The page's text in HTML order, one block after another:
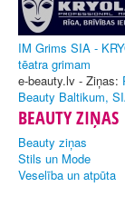
IM Grims SIA -
tēatra grimam
e-beauty.lv - Ziņas:
Beauty Baltikum,
BEAUTY ZIŅAS
Beauty ziņas
Stils un Mode
Veselība un atpūta